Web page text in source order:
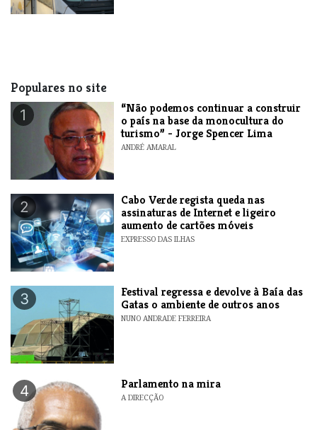
Populares no site
1
“Não podemos continuar a construir
o país na base da monocultura do
turismo” - Jorge Spencer Lima
ANDRÉ AMARAL
2
Cabo Verde regista queda nas
assinaturas de Internet e ligeiro
aumento de cartões móveis
EXPRESSO DAS ILHAS
3
Festival regressa e devolve à Baía das
Gatas o ambiente de outros anos
NUNO ANDRADE FERREIRA
4 Parlamento na mira
A DIRECÇÃO